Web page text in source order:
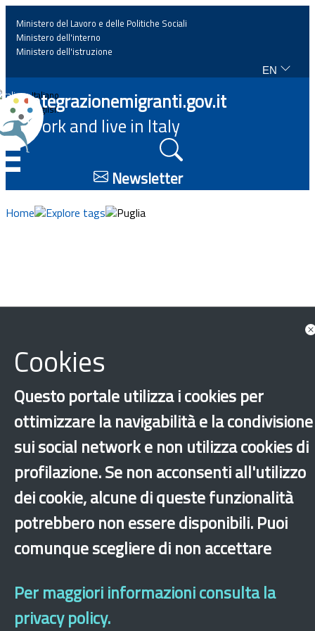
Home
News
Highlights
Events
Ministero del Lavoro e delle Politiche Sociali
Ministero dell'interno
Ministero dell'istruzione
EN
Italiano
English
Integrazionemigranti.gov.it
Work and live in Italy
Newsletter
Home Explore tags Puglia
News
Show all news associated
×
Cookies
Questo portale utilizza i cookies per
ottimizzare la navigabilità e la condivisione
sui social network e non utilizza cookies di
profilazione. Se non acconsenti all'utilizzo
dei cookie, alcune di queste funzionalità
potrebbero non essere disponibili. Puoi
comunque scegliere di non accettare
Per maggiori informazioni consulta la
privacy policy.
website